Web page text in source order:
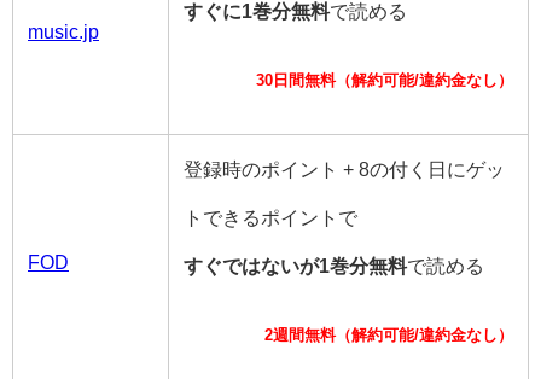
music.jp
すぐに1巻分無料で読める
30日間無料（解約可能/違約金なし）
FOD
登録時のポイント + 8の付く日にゲッ
トできるポイントで
すぐではないが1巻分無料で読める
2週間無料（解約可能/違約金なし）